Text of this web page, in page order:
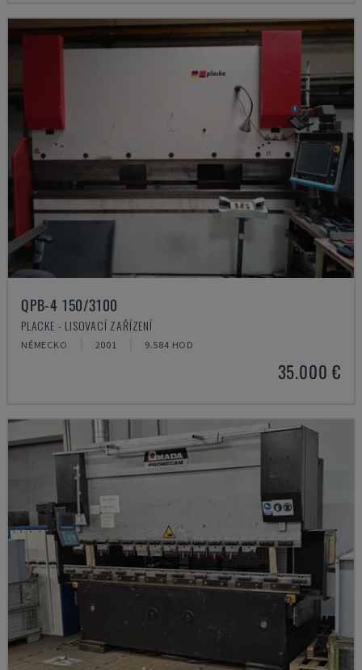
QPB-4 150/3100
PLACKE - LISOVACÍ ZAŘÍZENÍ
NĚMECKO 2001 9.584 HOD
35.000 €